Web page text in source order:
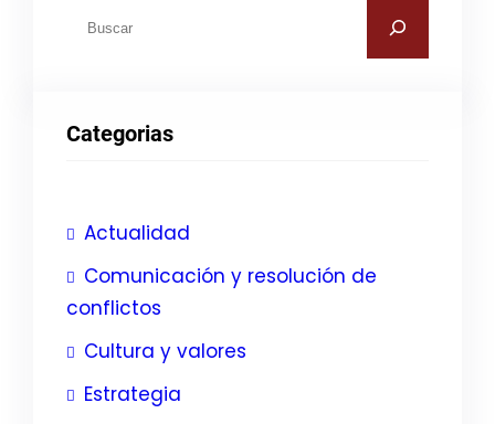
a
Categorias
Actualidad
Comunicación y resolución de
conflictos
Cultura y valores
Estrategia